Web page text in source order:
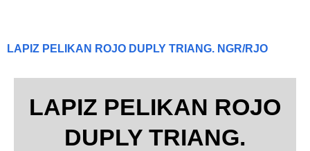
LAPIZ PELIKAN ROJO DUPLY TRIANG. NGR/RJO
LAPIZ PELIKAN ROJO
DUPLY TRIANG.